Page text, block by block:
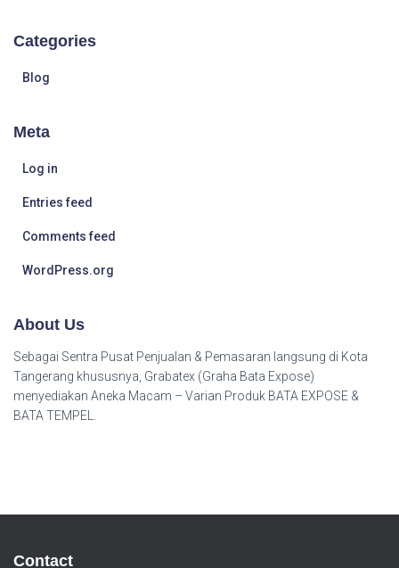
Categories
Blog
Meta
Log in
Entries feed
Comments feed
WordPress.org
About Us
Sebagai Sentra Pusat Penjualan & Pemasaran langsung di Kota
Tangerang khususnya, Grabatex (Graha Bata Expose)
menyediakan Aneka Macam – Varian Produk BATA EXPOSE &
BATA TEMPEL.
Contact